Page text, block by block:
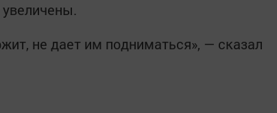
не дает им подниматься», — сказал